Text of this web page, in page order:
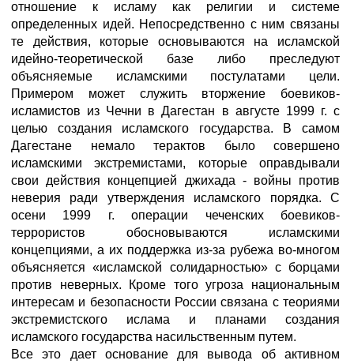
отношение к исламу как религии и системе
определенных идей. Непосредственно с ним связаны
те действия, которые основываются на исламской
идейно-теоретической базе либо преследуют
объясняемые исламскими постулатами цели.
Примером может служить вторжение боевиков-
исламистов из Чечни в Дагестан в августе 1999 г. с
целью создания исламского государства. В самом
Дагестане немало терактов было совершено
исламскими экстремистами, которые оправдывали
свои действия концепцией джихада - войны против
неверия ради утверждения исламского порядка. С
осени 1999 г. операции чеченских боевиков-
террористов обосновываются исламскими
концепциями, а их поддержка из-за рубежа во-многом
объясняется «исламской солидарностью» с борцами
против неверных. Кроме того угроза национальным
интересам и безопасности России связана с теориями
экстремистского ислама и планами создания
исламского государства насильственным путем.
Все это дает основание для вывода об активном